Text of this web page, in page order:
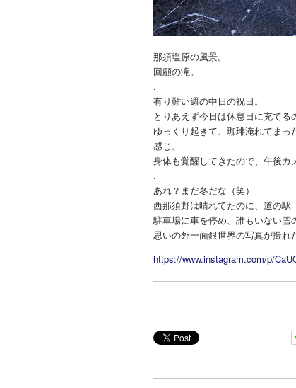
那須塩原の風景。
回顧の滝。
.
有り難い週の中日の祝日。
とりあえず今日は休息日に充てる
ゆっくり起きて、珈琲淹れてま
感じ。
身体も覚醒してきたので、午後カ
.
あれ？まだ冬だな（笑）
西那須野は晴れてたのに、道の駅
駐車場に車を停め、誰もいない雪
思いの外一面銀世界の写真が撮れ
https://www.instagram.com/p/